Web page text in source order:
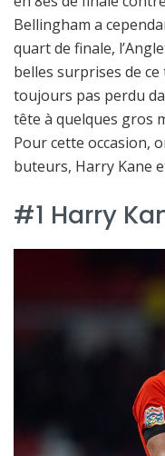
Bellingham a
quart de finale,
belles surprises de ce
toujours pas perdu
tête à quelques gros
Pour cette occasion,
buteurs, Harry Kane
#1 Harry